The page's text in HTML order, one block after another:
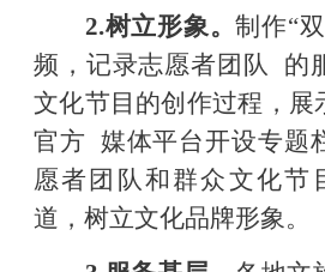
2.树立形象。制作“
频，记录志愿者团队
的
文化节目的创作过程，展
官方 媒体平台开设专题
愿者团队和 群众文化节
道，树立文化品牌形象。